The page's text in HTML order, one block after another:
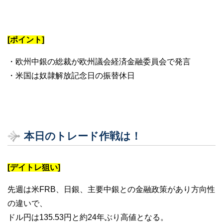
[ポイント]
・欧州中銀の総裁が欧州議会経済金融委員会で発言
・米国は奴隷解放記念日の振替休日
本日のトレード作戦は！
[デイトレ狙い]
先週は米FRB、日銀、主要中銀との金融政策があり方向性
の違いで、
ドル円は135.53円と約24年ぶり高値となる。